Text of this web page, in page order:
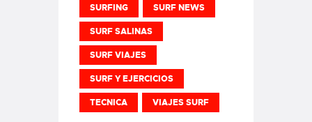
SURFING SURF NEWS
SURF SALINAS
SURF VIAJES
SURF Y EJERCICIOS
TECNICA VIAJES SURF